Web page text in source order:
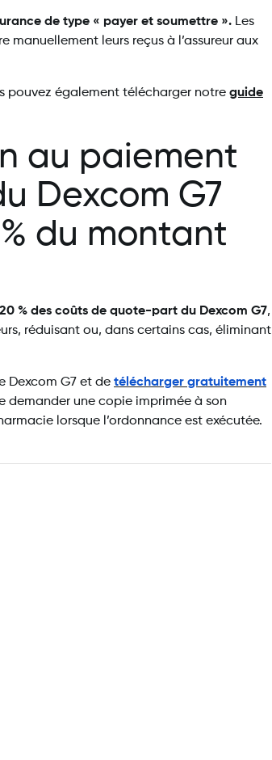
de type « payer et soumettre ». Les
leurs reçus à l’assureur aux
pouvez également télécharger notre guide
au paiement
Dexcom G7
du montant
% des coûts de quote-part du Dexcom G7,
réduisant ou, dans certains cas, éliminant
Dexcom G7 et de télécharger gratuitement
demander une copie imprimée à son
lorsque l’ordonnance est exécutée.